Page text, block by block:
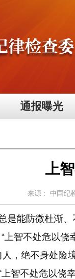
通报曝光
上
来源： 中国纪
能防微杜渐、
智不处危以侥
，绝不身处
智不处危以侥